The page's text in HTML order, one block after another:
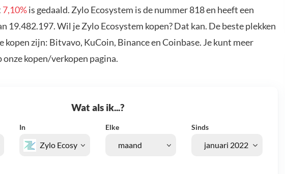
7,10%is gedaald. Zylo Ecosystem is de nummer 818 en heeft een
19.482.197. Wil je Zylo Ecosystem kopen? Dat kan. De beste plekken
kopen zijn: Bitvavo, KuCoin, Binance en Coinbase. Je kunt meer
kopen/verkopen pagina.
Wat als ik...?
In Elke Sinds